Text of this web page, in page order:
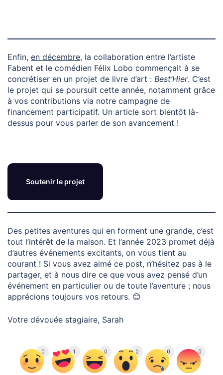
Enfin, en décembre, la collaboration entre l’artiste
Fabent et le comédien Félix Lobo commençait à se
concrétiser en un projet de livre d’art : Best’Hier. C’est
le projet qui se poursuit cette année, notamment grâce
à vos contributions via notre campagne de
financement participatif. Un article sort bientôt là-
dessus pour vous parler de son avancement !
Soutenir le projet
Des petites aventures qui en forment une grande, c’est
tout l’intérêt de la maison. Et l’année 2023 promet déjà
d’autres événements excitants, on vous tient au
courant ! Si vous avez aimé ce post, n’hésitez pas à le
partager, et à nous dire ce que vous avez pensé d’un
événement en particulier ou de toute l’aventure ; nous
apprécions toujours vos retours. 😊
Votre dévouée stagiaire, Sarah
0 1 0 0 0 0